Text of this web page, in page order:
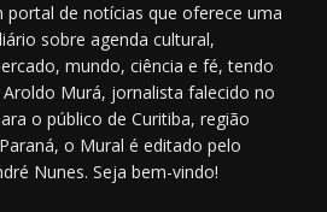
portal de notícias que oferece uma
sobre agenda cultural,
mundo, ciência e fé, tendo
Murá, jornalista falecido no
o público de Curitiba, região
o Mural é editado pelo
Nunes. Seja bem-vindo!